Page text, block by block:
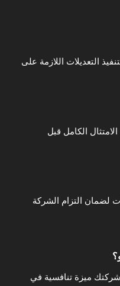
التعديلات اللازمة على
الكامل قبل
لضمان التزام الشركة
شركتك ميزة تنافسية في